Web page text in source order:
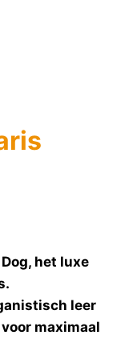
het luxe
leer
maximaal